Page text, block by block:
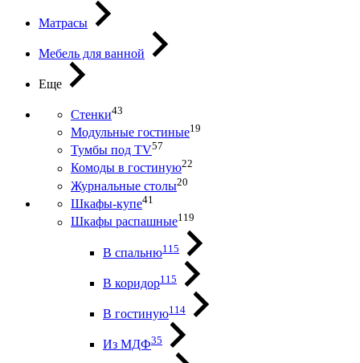
Матрасы
Мебель для ванной
Еще
Стенки43
Модульные гостиные19
Тумбы под ТV57
Комоды в гостиную22
Журнальные столы20
Шкафы-купе41
Шкафы распашные119
В спальню115
В коридор115
В гостиную114
Из МДФ35